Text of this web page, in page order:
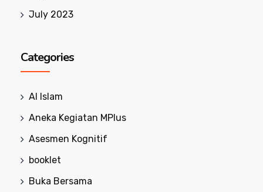
July 2023
Categories
Al Islam
Aneka Kegiatan MPlus
Asesmen Kognitif
booklet
Buka Bersama